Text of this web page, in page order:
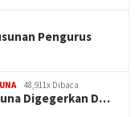
Pengurus
48,911x Dibaca
Digegerkan D…